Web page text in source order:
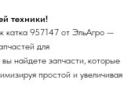
техники!
катка 957147 от ЭльАгро —
для
найдете запчасти, которые
простой и увеличивая